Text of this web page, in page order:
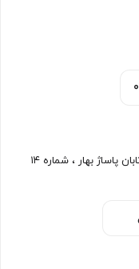
پاساژ بهار ، شماره ۱۴